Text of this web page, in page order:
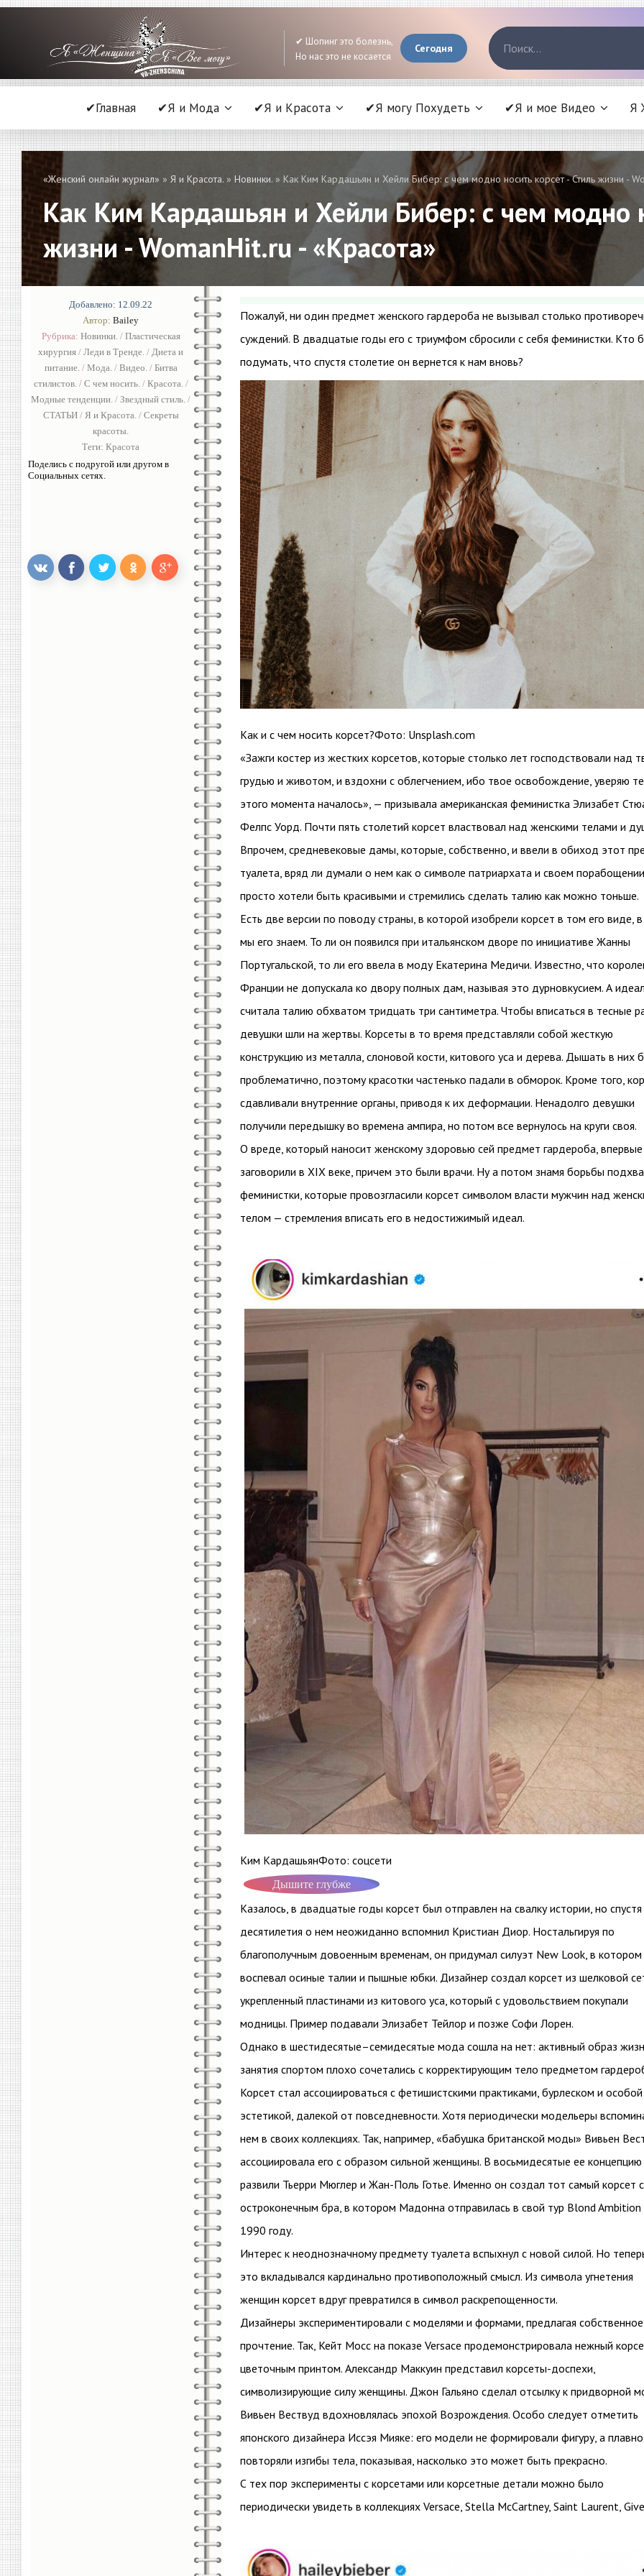
✔ Шопинг это болезнь,
Но нас это не косается
Сегодня
✔Главная ✔Я и Мода ✔Я и Красота ✔Я могу Похудеть ✔Я и мое Видео Я
«Женский онлайн журнал» » Я и Красота. » Новинки. » Как Ким Кардашьян и Хейли Бибер: с чем модно носить корсет - Стиль жизни -
Как Ким Кардашьян и Хейли Бибер: с чем модно
жизни - WomanHit.ru - «Красота»
Добавлено: 12.09.22
Автор: Bailey
Рубрика: Новинки./ Пластическая
хирургия / Леди в Тренде. / Диета и
питание./ Мода./ Видео./ Битва
стилистов./ С чем носить./ Красота./
Модные тенденции. / Звездный стиль. /
СТАТЬИ/ Я и Красота./ Секреты
красоты.
Теги: Красота
Поделись с подругой или другом в
Социальных сетях.
Пожалуй, ни один предмет женского гардероба не вызывал столько
суждений. В двадцатые годы его с триумфом сбросили с себя феминистки. Кто
подумать, что спустя столетие он вернется к нам вновь?
Как и с чем носить корсет?Фото: Unsplash.com
«Зажги костер из жестких корсетов, которые столько лет господствовали над
грудью и животом, и вздохни с облегчением, ибо твое освобождение, уверяю
этого момента началось», — призывала американская феминистка Элизабет
Фелпс Уорд. Почти пять столетий корсет властвовал над женскими телами и
Впрочем, средневековые дамы, которые, собственно, и ввели в обиход этот
туалета, вряд ли думали о нем как о символе патриархата и своем
просто хотели быть красивыми и стремились сделать талию как можно тоньше.
Есть две версии по поводу страны, в которой изобрели корсет в том его виде,
мы его знаем. То ли он появился при итальянском дворе по инициативе Жанны
Португальской, то ли его ввела в моду Екатерина Медичи. Известно, что
Франции не допускала ко двору полных дам, называя это дурновкусием. А
считала талию обхватом тридцать три сантиметра. Чтобы вписаться в тесные
девушки шли на жертвы. Корсеты в то время представляли собой жесткую
конструкцию из металла, слоновой кости, китового уса и дерева. Дышать в них
проблематично, поэтому красотки частенько падали в обморок. Кроме того,
сдавливали внутренние органы, приводя к их деформации. Ненадолго девушки
получили передышку во времена ампира, но потом все вернулось на круги своя.
О вреде, который наносит женскому здоровью сей предмет гардероба, впервые
заговорили в XIX веке, причем это были врачи. Ну а потом знамя борьбы
феминистки, которые провозгласили корсет символом власти мужчин над
телом — стремления вписать его в недостижимый идеал.
Ким КардашьянФото: соцсети
Дышите глубже
Казалось, в двадцатые годы корсет был отправлен на свалку истории, но
десятилетия о нем неожиданно вспомнил Кристиан Диор. Ностальгируя по
благополучным довоенным временам, он придумал силуэт New Look, в котором
воспевал осиные талии и пышные юбки. Дизайнер создал корсет из шелковой
укрепленный пластинами из китового уса, который с удовольствием покупали
модницы. Пример подавали Элизабет Тейлор и позже Софи Лорен.
Однако в шестидесятые–семидесятые мода сошла на нет: активный образ
занятия спортом плохо сочетались с корректирующим тело предметом
Корсет стал ассоциироваться с фетишистскими практиками, бурлеском и особой
эстетикой, далекой от повседневности. Хотя периодически модельеры
нем в своих коллекциях. Так, например, «бабушка британской моды» Вивьен
ассоциировала его с образом сильной женщины. В восьмидесятые ее концепцию
развили Тьерри Мюглер и Жан-Поль Готье. Именно он создал тот самый корсет с
остроконечным бра, в котором Мадонна отправилась в свой тур Blond Ambition
1990 году.
Интерес к неоднозначному предмету туалета вспыхнул с новой силой. Но
это вкладывался кардинально противоположный смысл. Из символа угнетения
женщин корсет вдруг превратился в символ раскрепощенности.
Дизайнеры экспериментировали с моделями и формами, предлагая собственное
прочтение. Так, Кейт Мосс на показе Versace продемонстрировала нежный
цветочным принтом. Александр Маккуин представил корсеты-доспехи,
символизирующие силу женщины. Джон Гальяно сделал отсылку к придворной
Вивьен Вествуд вдохновлялась эпохой Возрождения. Особо следует отметить
японского дизайнера Иссэя Мияке: его модели не формировали фигуру, а плавно
повторяли изгибы тела, показывая, насколько это может быть прекрасно.
С тех пор эксперименты с корсетами или корсетные детали можно было
периодически увидеть в коллекциях Versace, Stella McCartney, Saint Laurent,